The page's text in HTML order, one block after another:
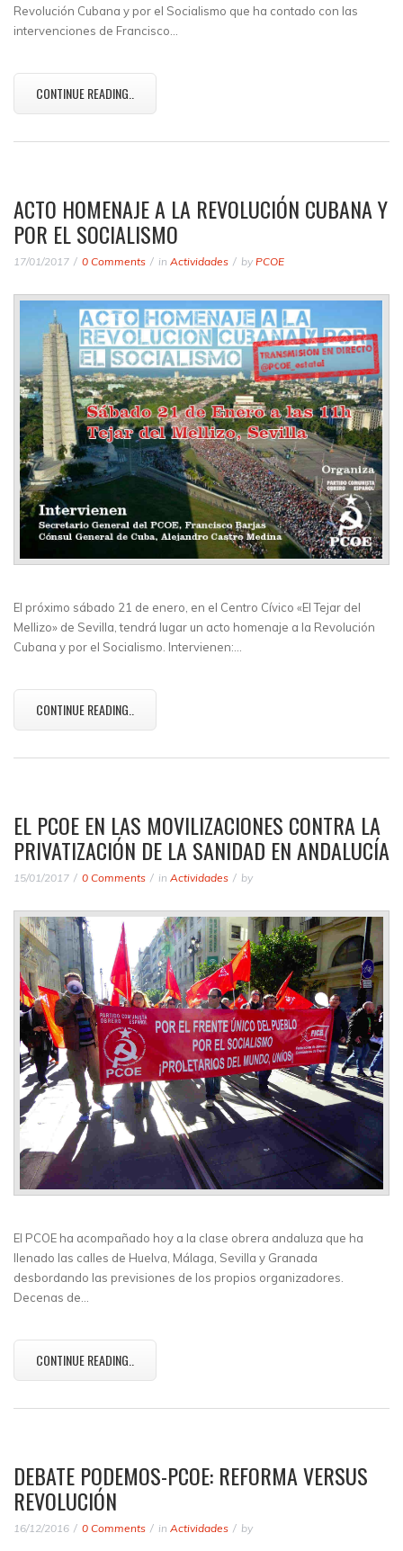
Revolución Cubana y por el Socialismo que ha contado con las
intervenciones de Francisco…
CONTINUE READING..
ACTO HOMENAJE A LA REVOLUCIÓN CUBANA Y
POR EL SOCIALISMO
17/01/2017 0 Comments in Actividades by PCOE
El próximo sábado 21 de enero, en el Centro Cívico «El Tejar del
Mellizo» de Sevilla, tendrá lugar un acto homenaje a la Revolución
Cubana y por el Socialismo. Intervienen:…
CONTINUE READING..
EL PCOE EN LAS MOVILIZACIONES CONTRA LA
PRIVATIZACIÓN DE LA SANIDAD EN ANDALUCÍA
15/01/2017 0 Comments in Actividades by
El PCOE ha acompañado hoy a la clase obrera andaluza que ha
llenado las calles de Huelva, Málaga, Sevilla y Granada
desbordando las previsiones de los propios organizadores.
Decenas de…
CONTINUE READING..
DEBATE PODEMOS-PCOE: REFORMA VERSUS
REVOLUCIÓN
16/12/2016 0 Comments in Actividades by